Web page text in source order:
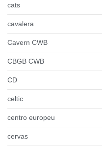
cats
cavalera
Cavern CWB
CBGB CWB
CD
celtic
centro europeu
cervas